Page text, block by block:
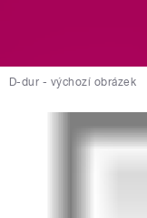
D-dur - výchozí obrázek